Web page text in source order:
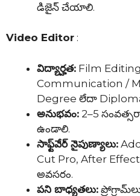
డిజైన్ చేయాలి.
Video Editor :
విద్యార్హత: Film
Communication /
Degree లేదా
అనుభవం: 2–5
ఉండాలి.
సాఫ్ట్‌వేర్ నైపుణ్యాలు:
Cut Pro, After
అవసరం.
పని బాధ్యతలు: